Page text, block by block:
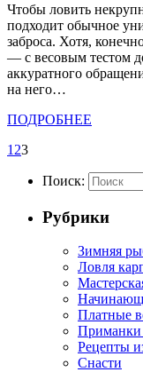
Чтобы ловить
подходит обычное
заброса. Хотя,
— с весовым тестом
аккуратного
на него…
ПОДРОБНЕЕ
1 23
Поиск:
Рубрики
Зимняя
Ловля
Платные
Приманки
Рецепты
Снасти